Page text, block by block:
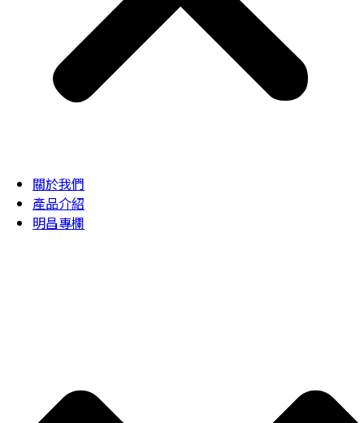
關於我們
產品介紹
明昌專欄